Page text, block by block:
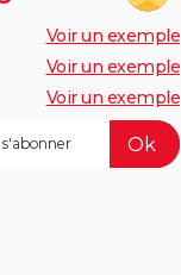
Voir un exemple
Voir un exemple
Voir un exemple